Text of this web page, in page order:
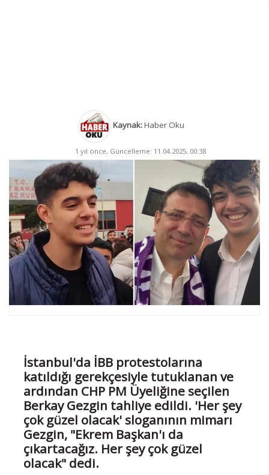
Kaynak:Haber Oku
1 yıl önce, Güncelleme: 11.04.2025, 00:38
İstanbul'da İBB protestolarına
katıldığı gerekçesiyle tutuklanan ve
ardından CHP PM Üyeliğine seçilen
Berkay Gezgin tahliye edildi. 'Her şey
çok güzel olacak' sloganının mimarı
Gezgin, "Ekrem Başkan'ı da
çıkartacağız. Her şey çok güzel
olacak" dedi.